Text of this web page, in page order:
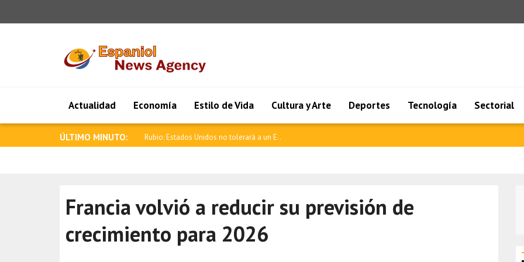
Actualidad Economía Estilo de Vida Cultura y Arte Deportes Tecnología Sectorial
ÚLTIMO MINUTO: Rubio: Estados Unidos no tolerará a un E..
Francia volvió a reducir su previsión de
crecimiento para 2026